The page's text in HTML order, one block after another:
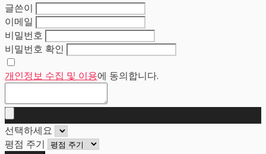
글쓴이
이메일
비밀번호
비밀번호 확인
개인정보 수집 및 이용에 동의합니다.
선택하세요
평점 주기